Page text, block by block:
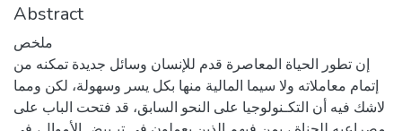
Abstract
ملخص
إن تطور الحياة المعاصرة قدم للإنسان وسائل جديدة تمكنه من
إتمام معاملاته ولا سيما المالية منها بكل يسر وسهولة، لكن ومما
لاشك فيه أن التكـنولوجيا على النحو السابق، قد فتحت الباب على